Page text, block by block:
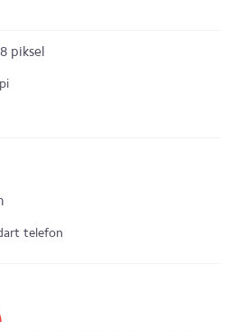
piksel
telefon